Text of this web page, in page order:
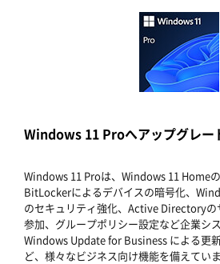
Windows 11 Proへアップグレー
Windows 11 Proは、Windows 11 Homeの
BitLockerによるデバイスの暗号化、
のセキュリティ強化、Active Directoryの
参加、グループポリシー設定など企業シ
Windows Update for Business による更
ど、様々なビジネス向け機能を備えていま